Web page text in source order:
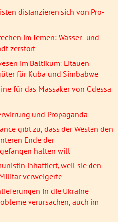
distanzieren sich von Pro-
im Jemen: Wasser- und
zerstört
im Baltikum: Litauen
für Kuba und Simbabwe
für das Massaker von Odessa
und Propaganda
gibt zu, dass der Westen den
Ende der
halten will
inhaftiert, weil sie den
verweigerte
in die Ukraine
verursachen, auch im